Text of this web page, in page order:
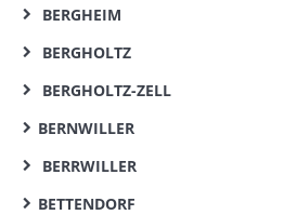
BERGHEIM
BERGHOLTZ
BERGHOLTZ-ZELL
BERNWILLER
BERRWILLER
BETTENDORF